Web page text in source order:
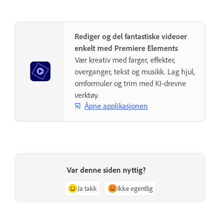
Rediger og del fantastiske videoer
enkelt med Premiere Elements
Vær kreativ med farger, effekter,
overganger, tekst og musikk. Lag hjul,
omformuler og trim med KI-drevne
verktøy.
Åpne applikasjonen
Var denne siden nyttig?
Ja takk Ikke egentlig